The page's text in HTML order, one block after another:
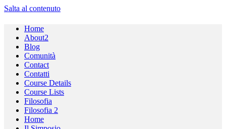
Salta al contenuto
Home
About2
Blog
Comunità
Contact
Contatti
Course Details
Course Lists
Filosofia
Filosofia 2
Home